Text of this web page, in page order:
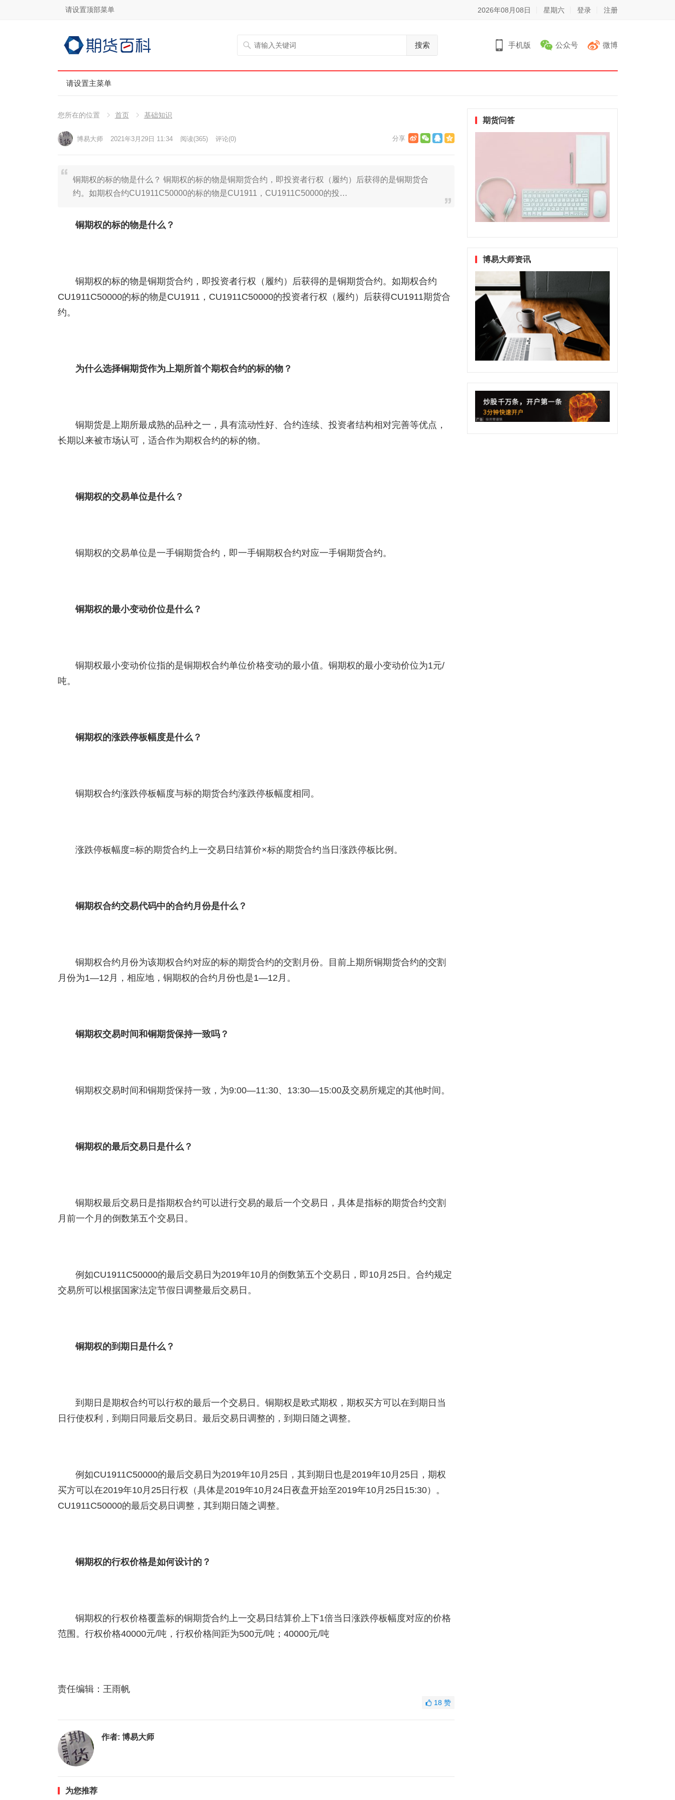
请设置顶部菜单 2026年08月08日 星期六 登录 注册
搜索 手机版 公众号 微博
请设置主菜单
您所在的位置 首页 基础知识
博易大师 2021年3月29日 11:34 阅读(365) 评论(0)
铜期权的标的物是什么？ 铜期权的标的物是铜期货合约，即投资者行权（履约）后获得的是铜期货合
约。如期权合约CU1911C50000的标的物是CU1911，CU1911C50000的投…
铜期权的标的物是什么？
铜期权的标的物是铜期货合约，即投资者行权（履约）后获得的是铜期货合约。如期权合约
CU1911C50000的标的物是CU1911，CU1911C50000的投资者行权（履约）后获得CU1911期货合
约。
为什么选择铜期货作为上期所首个期权合约的标的物？
铜期货是上期所最成熟的品种之一，具有流动性好、合约连续、投资者结构相对完善等优点，
长期以来被市场认可，适合作为期权合约的标的物。
铜期权的交易单位是什么？
铜期权的交易单位是一手铜期货合约，即一手铜期权合约对应一手铜期货合约。
铜期权的最小变动价位是什么？
铜期权最小变动价位指的是铜期权合约单位价格变动的最小值。铜期权的最小变动价位为1元/
吨。
铜期权的涨跌停板幅度是什么？
铜期权合约涨跌停板幅度与标的期货合约涨跌停板幅度相同。
涨跌停板幅度=标的期货合约上一交易日结算价×标的期货合约当日涨跌停板比例。
铜期权合约交易代码中的合约月份是什么？
铜期权合约月份为该期权合约对应的标的期货合约的交割月份。目前上期所铜期货合约的交割
月份为1—12月，相应地，铜期权的合约月份也是1—12月。
铜期权交易时间和铜期货保持一致吗？
铜期权交易时间和铜期货保持一致，为9:00—11:30、13:30—15:00及交易所规定的其他时间。
铜期权的最后交易日是什么？
铜期权最后交易日是指期权合约可以进行交易的最后一个交易日，具体是指标的期货合约交割
月前一个月的倒数第五个交易日。
例如CU1911C50000的最后交易日为2019年10月的倒数第五个交易日，即10月25日。合约规定
交易所可以根据国家法定节假日调整最后交易日。
铜期权的到期日是什么？
到期日是期权合约可以行权的最后一个交易日。铜期权是欧式期权，期权买方可以在到期日当
日行使权利，到期日同最后交易日。最后交易日调整的，到期日随之调整。
例如CU1911C50000的最后交易日为2019年10月25日，其到期日也是2019年10月25日，期权
买方可以在2019年10月25日行权（具体是2019年10月24日夜盘开始至2019年10月25日15:30）。
CU1911C50000的最后交易日调整，其到期日随之调整。
铜期权的行权价格是如何设计的？
铜期权的行权价格覆盖标的铜期货合约上一交易日结算价上下1倍当日涨跌停板幅度对应的价格
范围。行权价格40000元/吨，行权价格间距为500元/吨；40000元/吨
责任编辑：王雨帆
18 赞
作者: 博易大师
为您推荐
期货问答
博易大师资讯